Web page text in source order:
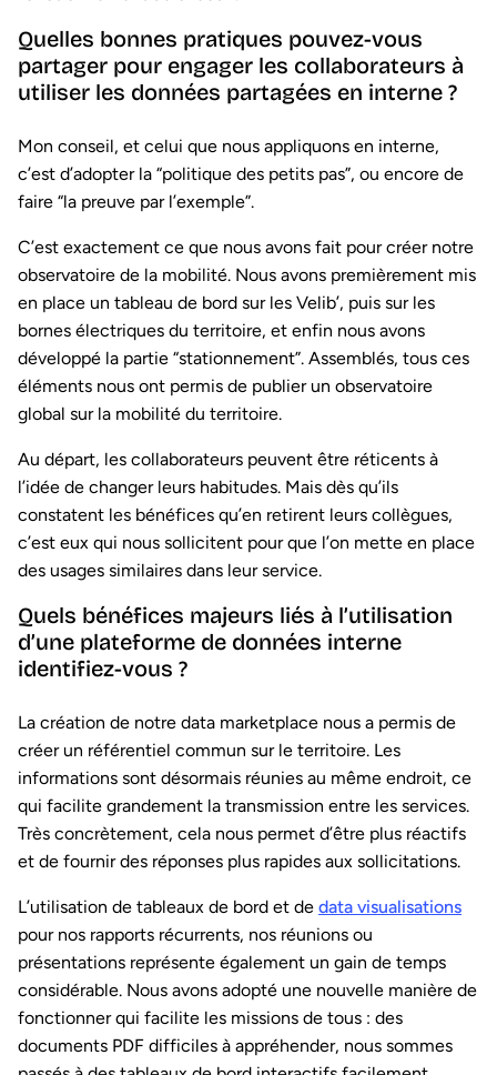
Quelles bonnes pratiques pouvez-vous
partager pour engager les collaborateurs à
utiliser les données partagées en interne ?
Mon conseil, et celui que nous appliquons en interne,
c’est d’adopter la “politique des petits pas”, ou encore de
faire “la preuve par l’exemple”.
C’est exactement ce que nous avons fait pour créer notre
observatoire de la mobilité. Nous avons premièrement mis
en place un tableau de bord sur les Velib’, puis sur les
bornes électriques du territoire, et enfin nous avons
développé la partie “stationnement”. Assemblés, tous ces
éléments nous ont permis de publier un observatoire
global sur la mobilité du territoire.
Au départ, les collaborateurs peuvent être réticents à
l’idée de changer leurs habitudes. Mais dès qu’ils
constatent les bénéfices qu’en retirent leurs collègues,
c’est eux qui nous sollicitent pour que l’on mette en place
des usages similaires dans leur service.
Quels bénéfices majeurs liés à l’utilisation
d’une plateforme de données interne
identifiez-vous ?
La création de notre data marketplace nous a permis de
créer un référentiel commun sur le territoire. Les
informations sont désormais réunies au même endroit, ce
qui facilite grandement la transmission entre les services.
Très concrètement, cela nous permet d’être plus réactifs
et de fournir des réponses plus rapides aux sollicitations.
L’utilisation de tableaux de bord et de data visualisations
pour nos rapports récurrents, nos réunions ou
présentations représente également un gain de temps
considérable. Nous avons adopté une nouvelle manière de
fonctionner qui facilite les missions de tous : des
documents PDF difficiles à appréhender, nous sommes